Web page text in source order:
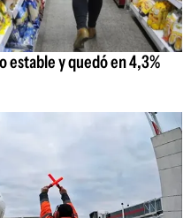
estable y quedó en 4,3%